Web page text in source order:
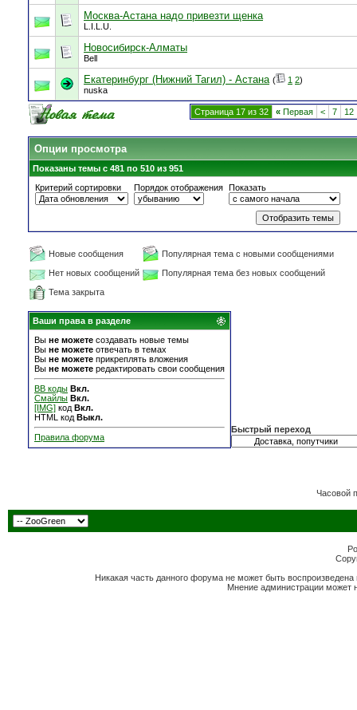
Москва-Астана надо привезти щенка
L.I.L.U.
Новосибирск-Алматы
Bell
Екатеринбург (Нижний Тагил) - Астана ( 1 2)
nuska
Страница 17 из 32 « Первая < 7 12
Опции просмотра
Показаны темы с 481 по 510 из 951
Критерий сортировки
Порядок отображения Показать
Новые сообщения
Популярная тема с новыми сообщениями
Нет новых сообщений
Популярная тема без новых сообщений
Тема закрыта
Ваши права в разделе
Вы не можете создавать новые темы
Вы не можете отвечать в темах
Вы не можете прикреплять вложения
Вы не можете редактировать свои сообщения
BB коды Вкл.
Смайлы Вкл.
[IMG] код Вкл.
HTML код Выкл.
Правила форума
Быстрый переход
Часовой
Никакая часть данного форума не может быть
Мнение администрации может